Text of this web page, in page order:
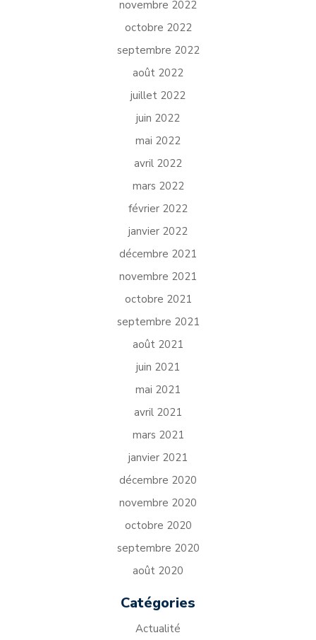
novembre 2022
octobre 2022
septembre 2022
août 2022
juillet 2022
juin 2022
mai 2022
avril 2022
mars 2022
février 2022
janvier 2022
décembre 2021
novembre 2021
octobre 2021
septembre 2021
août 2021
juin 2021
mai 2021
avril 2021
mars 2021
janvier 2021
décembre 2020
novembre 2020
octobre 2020
septembre 2020
août 2020
Catégories
Actualité